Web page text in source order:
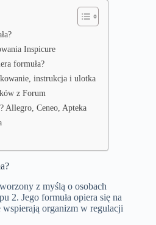
Inspicure
formuła?
instrukcja i ulotka
z Forum
Allegro, Ceneo, Apteka
z myślą o osobach
2. Jego formuła opiera się na
wspierają organizm w regulacji